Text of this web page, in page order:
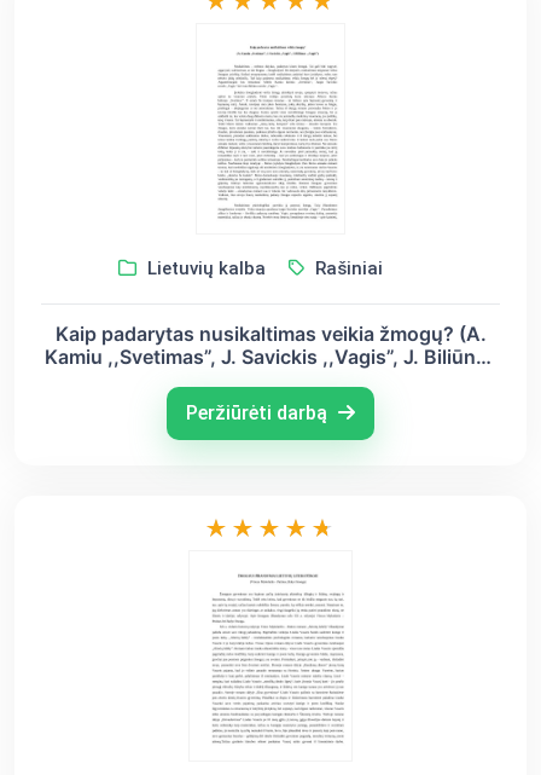
Lietuvių kalba Rašiniai
Kaip padarytas nusikaltimas veikia žmogų? (A.
Kamiu ,,Svetimas”, J. Savickis ,,Vagis”, J. Biliūnas
Peržiūrėti darbą